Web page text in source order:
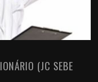
(JC SEBE